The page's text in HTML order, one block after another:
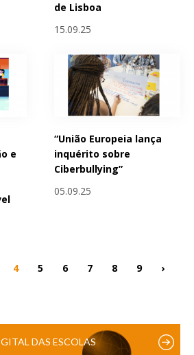
de Lisboa
15.09.25
e
“União Europeia lança
inquérito sobre
Ciberbullying”
05.09.25
4 5 6 7 8 9 ›
DAS ESCOLAS